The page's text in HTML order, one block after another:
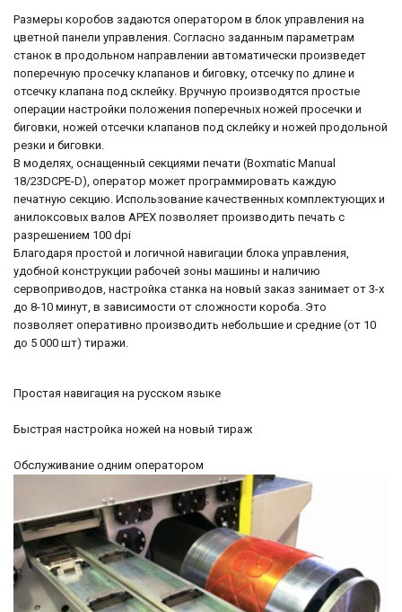
Размеры коробов задаются оператором в блок управления на
цветной панели управления. Согласно заданным параметрам
станок в продольном направлении автоматически произведет
поперечную просечку клапанов и биговку, отсечку по длине и
отсечку клапана под склейку. Вручную производятся простые
операции настройки положения поперечных ножей просечки и
биговки, ножей отсечки клапанов под склейку и ножей продольной
резки и биговки.
В моделях, оснащенный секциями печати (Boxmatic Manual
18/23DCPE-D), оператор может программировать каждую
печатную секцию. Использование качественных комплектующих и
анилоксовых валов APEX позволяет производить печать с
разрешением 100 dpi
Благодаря простой и логичной навигации блока управления,
удобной конструкции рабочей зоны машины и наличию
сервоприводов, настройка станка на новый заказ занимает от 3-х
до 8-10 минут, в зависимости от сложности короба. Это
позволяет оперативно производить небольшие и средние (от 10
до 5 000 шт) тиражи.
Простая навигация на русском языке
Быстрая настройка ножей на новый тираж
Обслуживание одним оператором